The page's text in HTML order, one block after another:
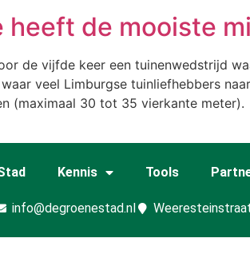
heeft de mooiste
de vijfde keer een tuinenwedstrijd
veel Limburgse tuinliefhebbers
(maximaal 30 tot 35 vierkante
Kennis Tools
info@degroenestad.nl